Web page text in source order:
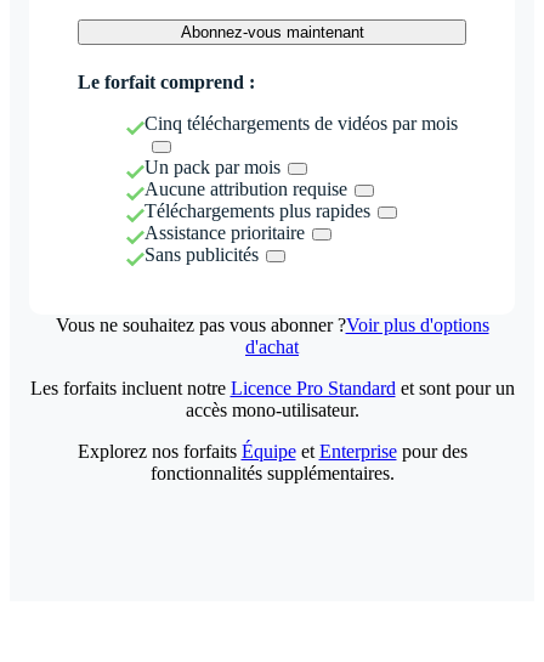
Abonnez-vous maintenant
Le forfait comprend :
Cinq téléchargements de vidéos par mois
Un pack par mois
Aucune attribution requise
Téléchargements plus rapides
Assistance prioritaire
Sans publicités
Vous ne souhaitez pas vous abonner ?Voir plus d'options
d'achat
Les forfaits incluent notre Licence Pro Standard et sont pour un
accès mono-utilisateur.
Explorez nos forfaits Équipeet Enterprisepour des
fonctionnalités supplémentaires.